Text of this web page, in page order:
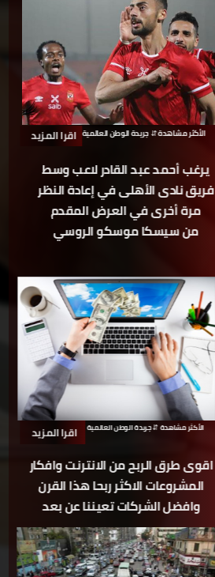
اقرا المزيد الأكثر مشاهدة ⇵ جريدة الوطن العالمية
يرغب أحمد عبد القادر لاعب وسط
فريق نادى الأهلى في إعادة النظر
مرة أخرى في العرض المقدم
من سيسكا موسكو الروسي
اقرا المزيد الأكثر مشاهدة ⇵ جريدة الوطن العالمية
اقوى طرق الربح من الانترنت وافكار
المشروعات الاكثر ربحا هذا القرن
وافضل الشركات تعيننا عن بعد